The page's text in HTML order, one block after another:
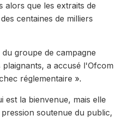
alors que les extraits de
centaines de milliers
groupe de campagne
plaignants, a accusé l'Ofcom
réglementaire ».
la bienvenue, mais elle
soutenue du public,